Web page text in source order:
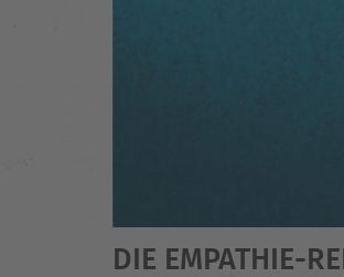
DIE EMPATHIE-